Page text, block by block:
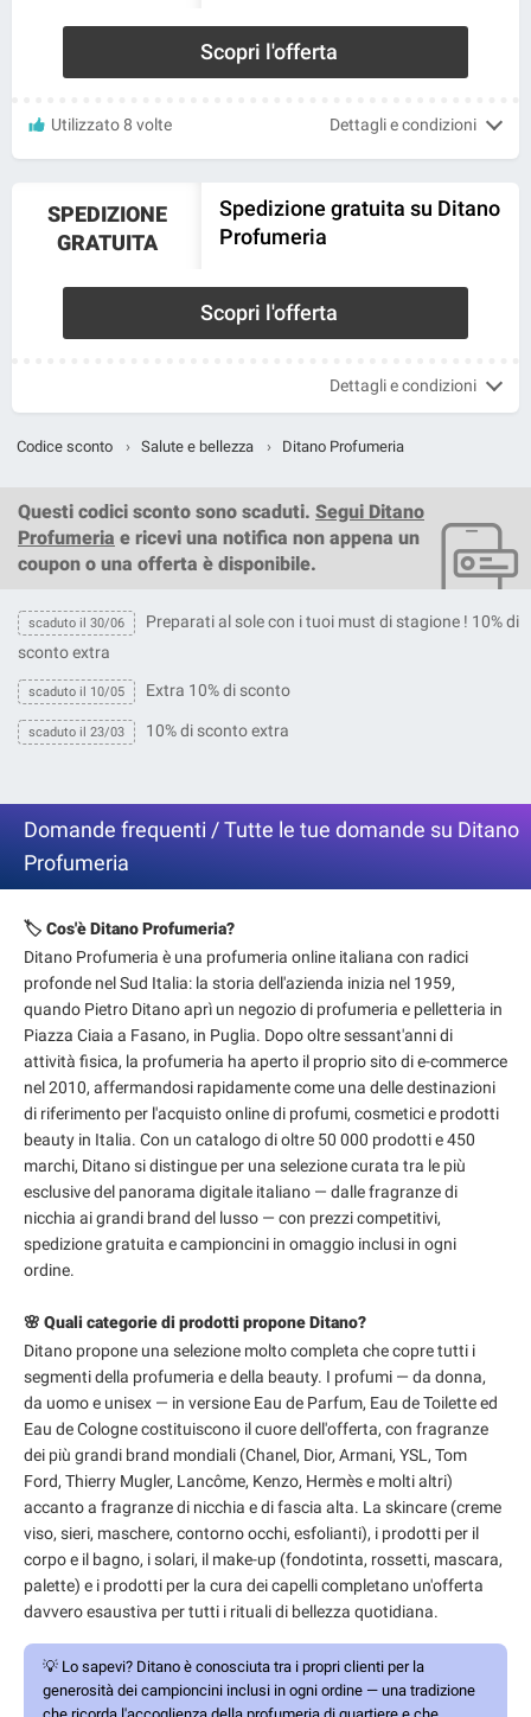
Scopri l'offerta
Utilizzato 8 volte Dettagli e condizioni
SPEDIZIONE
GRATUITA
Spedizione gratuita su Ditano
Profumeria
Scopri l'offerta
Dettagli e condizioni
Codice sconto › Salute e bellezza › Ditano Profumeria
Questi codici sconto sono scaduti. Segui Ditano
Profumeria e ricevi una notifica non appena un
coupon o una offerta è disponibile.
scaduto il 30/06
Preparati al sole con i tuoi must di stagione ! 10% di
sconto extra
scaduto il 10/05 Extra 10% di sconto
scaduto il 23/03 10% di sconto extra
Domande frequenti / Tutte le tue domande su Ditano
Profumeria
🏷️ Cos'è Ditano Profumeria?
Ditano Profumeria è una profumeria online italiana con radici
profonde nel Sud Italia: la storia dell'azienda inizia nel 1959,
quando Pietro Ditano aprì un negozio di profumeria e pelletteria in
Piazza Ciaia a Fasano, in Puglia. Dopo oltre sessant'anni di
attività fisica, la profumeria ha aperto il proprio sito di e-commerce
nel 2010, affermandosi rapidamente come una delle destinazioni
di riferimento per l'acquisto online di profumi, cosmetici e prodotti
beauty in Italia. Con un catalogo di oltre 50 000 prodotti e 450
marchi, Ditano si distingue per una selezione curata tra le più
esclusive del panorama digitale italiano — dalle fragranze di
nicchia ai grandi brand del lusso — con prezzi competitivi,
spedizione gratuita e campioncini in omaggio inclusi in ogni
ordine.
🌸 Quali categorie di prodotti propone Ditano?
Ditano propone una selezione molto completa che copre tutti i
segmenti della profumeria e della beauty. I profumi — da donna,
da uomo e unisex — in versione Eau de Parfum, Eau de Toilette ed
Eau de Cologne costituiscono il cuore dell'offerta, con fragranze
dei più grandi brand mondiali (Chanel, Dior, Armani, YSL, Tom
Ford, Thierry Mugler, Lancôme, Kenzo, Hermès e molti altri)
accanto a fragranze di nicchia e di fascia alta. La skincare (creme
viso, sieri, maschere, contorno occhi, esfolianti), i prodotti per il
corpo e il bagno, i solari, il make-up (fondotinta, rossetti, mascara,
palette) e i prodotti per la cura dei capelli completano un'offerta
davvero esaustiva per tutti i rituali di bellezza quotidiana.
💡 Lo sapevi? Ditano è conosciuta tra i propri clienti per la
generosità dei campioncini inclusi in ogni ordine — una tradizione